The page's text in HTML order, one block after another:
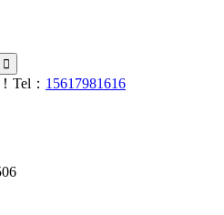
Tel： 15617981616